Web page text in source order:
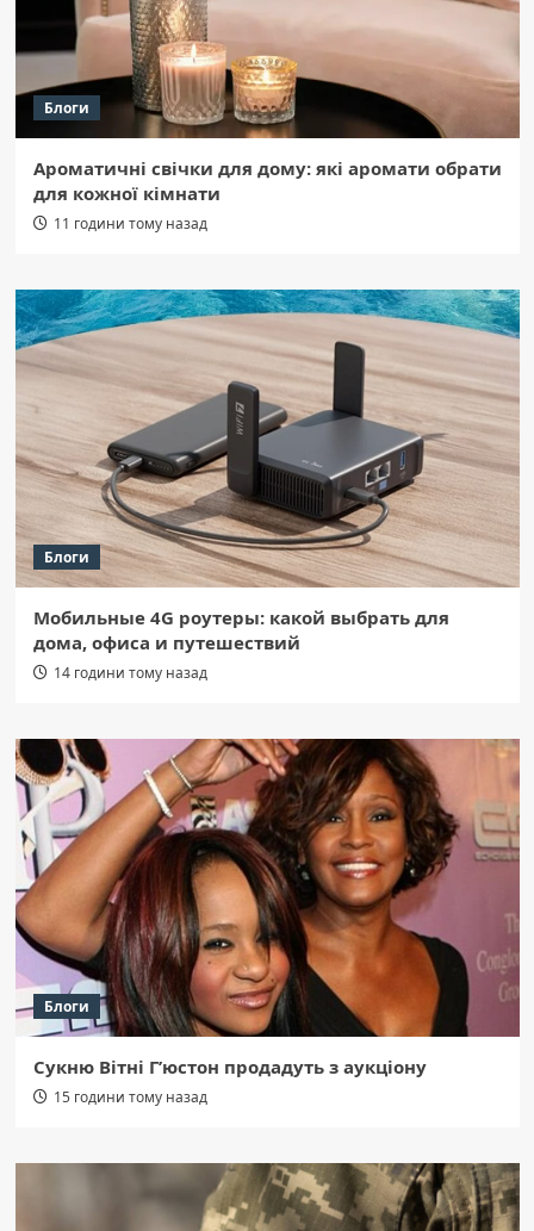
Блоги
Ароматичні свічки для дому: які аромати обрати
для кожної кімнати
11 години тому назад
Блоги
Мобильные 4G роутеры: какой выбрать для
дома, офиса и путешествий
14 години тому назад
Блоги
Сукню Вітні Г’юстон продадуть з аукціону
15 години тому назад